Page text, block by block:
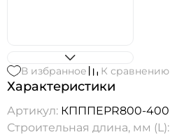
В избранное К сравнению
Характеристики
Артикул: КПППEPR800-400
Строительная длина, мм (L):